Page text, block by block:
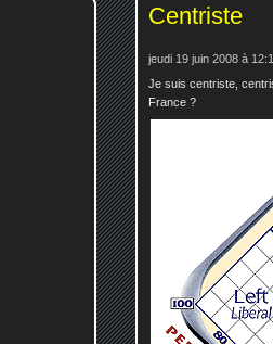
Centriste
jeudi 19 juin 2008 à
Je suis centriste,
France ?